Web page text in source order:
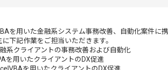
を用いた金融系システム事務改善、自動化案件に
に下記作業をご担当いただきます。
系クライアントの事務改善および自動化
を用いたクライアントのDX促進